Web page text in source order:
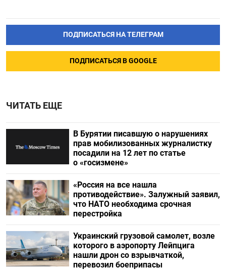
ПОДПИСАТЬСЯ НА ТЕЛЕГРАМ
ПОДПИСАТЬСЯ В GOOGLE
ЧИТАТЬ ЕЩЕ
В Бурятии писавшую о нарушениях
прав мобилизованных журналистку
посадили на 12 лет по статье
о «госизмене»
«Россия на все нашла
противодействие». Залужный заявил,
что НАТО необходима срочная
перестройка
Украинский грузовой самолет, возле
которого в аэропорту Лейпцига
нашли дрон со взрывчаткой,
перевозил боеприпасы